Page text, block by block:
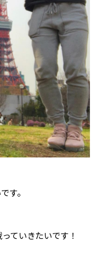
す。
ていきたいです！